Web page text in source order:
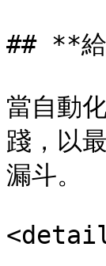
## **給
當自動
踐，以
漏斗。